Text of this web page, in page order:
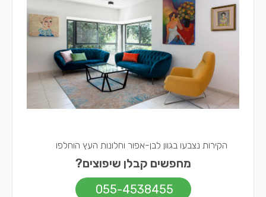
הקירות נצבעו בגוון לבן-אפור וחלונות העץ הוחלפו
מחפשים קבלן שיפוצים?
055-4538455